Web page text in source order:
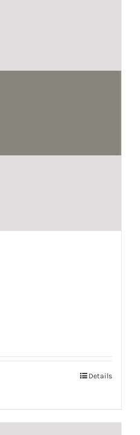
Details